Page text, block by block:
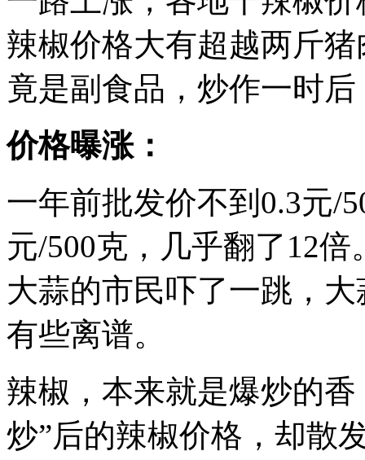
辣椒价格大有超越两斤
竟是副食品，炒作一时
价格曝涨：
一年前批发价不到0.3元/
元/500克，几乎翻了12
大蒜的市民吓了一跳，
有些离谱。
辣椒，本来就是爆炒的
炒”后的辣椒价格，却散